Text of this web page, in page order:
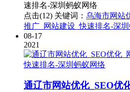
速排名-深圳蚂蚁网络
点击(12) 关键词： 乌海市网站
推广_网站建设_快速排名-深
08-17
2021
通辽市网站优化_SEO优